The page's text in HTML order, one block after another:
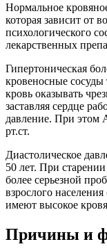
Нормальное
которая зависит от
психологического
лекарственных
Гипертоническая
кровеносные сосуды
кровь оказывать
заставляя сердце
давление. При этом
рт.ст.
Диастолическое
50 лет. При старении
более серьезной
взрослого
имеют высокое
Причины и